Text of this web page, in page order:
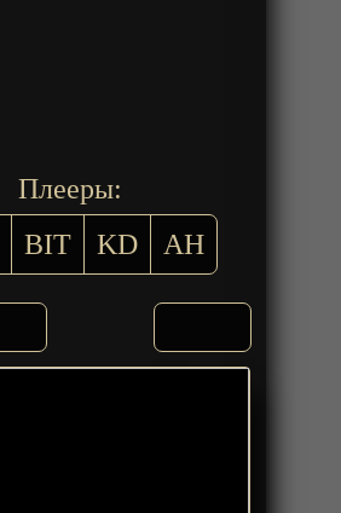
Плееры:
BIT KD AH